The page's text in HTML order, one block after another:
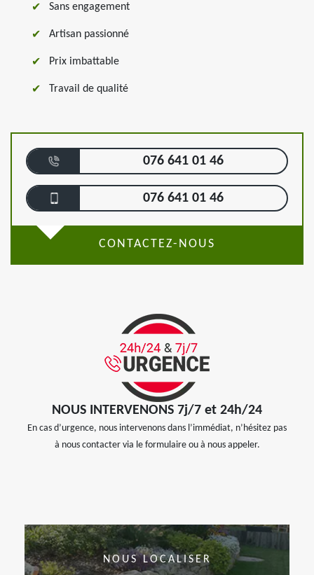
Sans engagement
Artisan passionné
Prix imbattable
Travail de qualité
076 641 01 46
076 641 01 46
CONTACTEZ-NOUS
NOUS INTERVENONS 7j/7 et 24h/24
En cas d’urgence, nous intervenons dans l’immédiat, n’hésitez pas
à nous contacter via le formulaire ou à nous appeler.
NOUS LOCALISER